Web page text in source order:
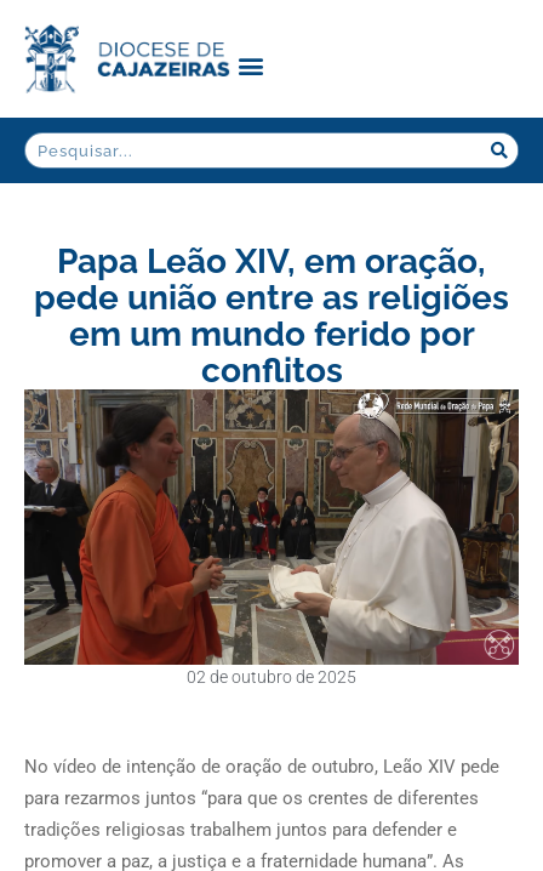
Papa Leão XIV, em oração,
pede união entre as religiões
em um mundo ferido por
conflitos
02 de outubro de 2025
No vídeo de intenção de oração de outubro, Leão XIV pede
para rezarmos juntos “para que os crentes de diferentes
tradições religiosas trabalhem juntos para defender e
promover a paz, a justiça e a fraternidade humana”. As